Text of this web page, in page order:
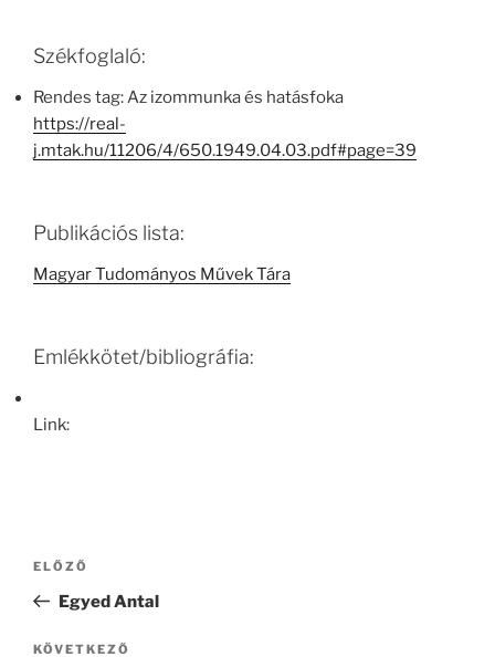
Székfoglaló:
Rendes tag: Az izommunka és hatásfoka
https://real-
j.mtak.hu/11206/4/650.1949.04.03.pdf#page=39
Publikációs lista:
Magyar Tudományos Művek Tára
Emlékkötet/bibliográfia:
Link:
Bejegyzés
Korábbi
bejegyzés
ELŐZŐ
Egyed Antal
Következő
KÖVETKEZŐ